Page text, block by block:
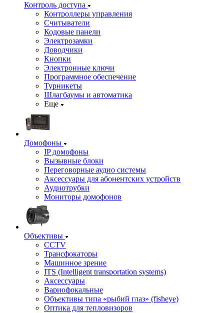
Контроль доступа
Контроллеры управления
Считыватели
Кодовые панели
Электрозамки
Доводчики
Кнопки
Электронные ключи
Программное обеспечение
Турникеты
Шлагбаумы и автоматика
Еще
Домофоны
IP домофоны
Вызывные блоки
Переговорные аудио системы
Аксессуары для абонентских устройств
Аудиотрубки
Мониторы домофонов
Объективы
CCTV
Трансфокаторы
Машинное зрение
ITS (Intelligent transportation systems)
Аксессуары
Вариофокальные
Объективы типа «рыбий глаз» (fisheye)
Оптика для тепловизоров